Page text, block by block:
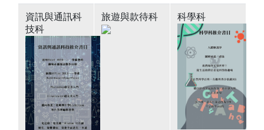
資訊與通訊科
技科
旅遊與款待科 科學科